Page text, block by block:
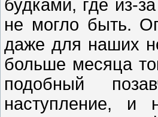
будками, где из-
не могло быть.
даже для наших
больше месяца
подобный
наступление, и